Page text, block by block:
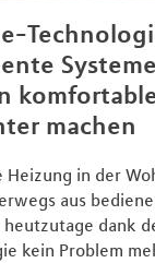
Systeme
machen
Heizung in der
aus
dank
kein Problem